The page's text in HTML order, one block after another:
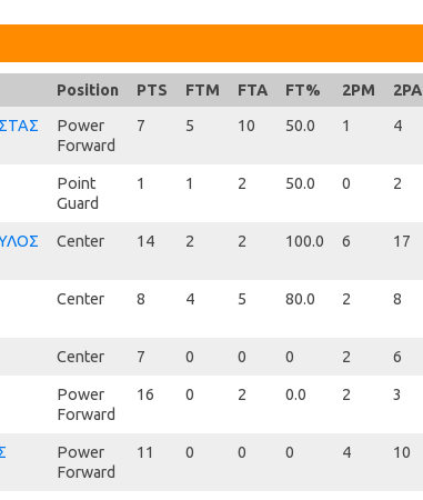
Position PTS FTM FTA FT% 2PM 2PA
Power
Forward
7 5 10 50.0 1 4
Point
Guard
1 1 2 50.0 0 2
Center 14 2 2 100.0 6 17
Center 8 4 5 80.0 2 8
Center 7 0 0 0 2 6
Power
Forward
16 0 2 0.0 2 3
Power
Forward
11 0 0 0 4 10